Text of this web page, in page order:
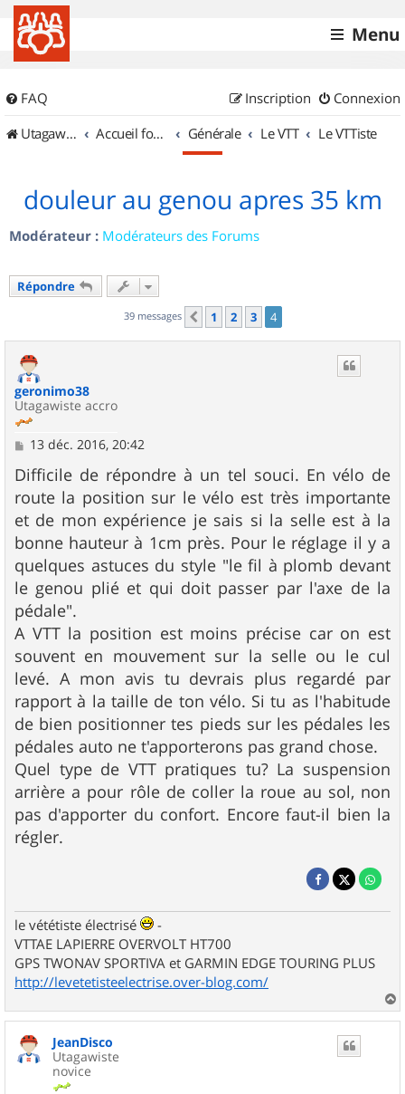
Menu
FAQ Connexion
Inscription
UtagawaVTT (Randos VTT et VTTAE avec traces GPS)
Accueil forum Générale Le VTT Le VTTiste
douleur au genou apres 35 km
Modérateur : Modérateurs des Forums
Répondre
39 messages Précédent
1 2 3 4
geronimo38
Utagawiste accro
M
s
s
a
g
e
13 déc. 2016, 20:42
Difficile de répondre à un tel souci. En vélo de
route la position sur le vélo est très importante
et de mon expérience je sais si la selle est à la
bonne hauteur à 1cm près. Pour le réglage il y a
quelques astuces du style "le fil à plomb devant
le genou plié et qui doit passer par l'axe de la
pédale".
A VTT la position est moins précise car on est
souvent en mouvement sur la selle ou le cul
levé. A mon avis tu devrais plus regardé par
rapport à la taille de ton vélo. Si tu as l'habitude
de bien positionner tes pieds sur les pédales les
pédales auto ne t'apporterons pas grand chose.
Quel type de VTT pratiques tu? La suspension
arrière a pour rôle de coller la roue au sol, non
pas d'apporter du confort. Encore faut-il bien la
régler.
le vététiste électrisé
-
VTTAE LAPIERRE OVERVOLT HT700
GPS TWONAV SPORTIVA et GARMIN EDGE TOURING PLUS
http://levetetisteelectrise.over-blog.com/
a
u
JeanDisco
Utagawiste
novice